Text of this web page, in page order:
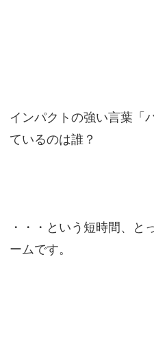
インパクトの強い言葉「
ているのは誰？
・・・という短時間、と
ームです。